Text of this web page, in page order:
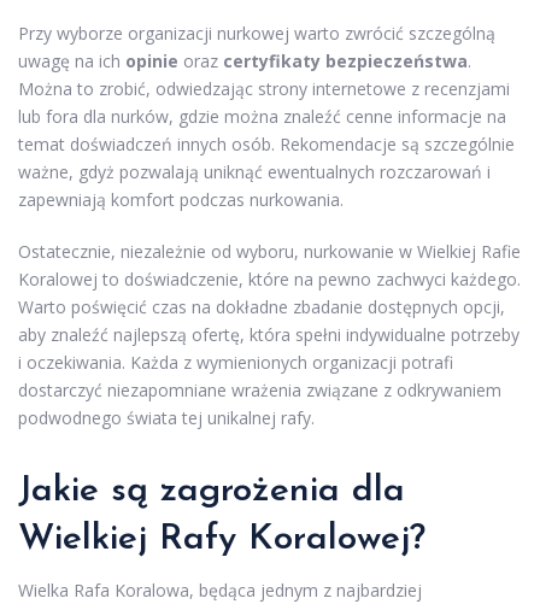
Przy wyborze organizacji nurkowej warto zwrócić szczególną
uwagę na ich opinie oraz certyfikaty bezpieczeństwa.
Można to zrobić, odwiedzając strony internetowe z recenzjami
lub fora dla nurków, gdzie można znaleźć cenne informacje na
temat doświadczeń innych osób. Rekomendacje są szczególnie
ważne, gdyż pozwalają uniknąć ewentualnych rozczarowań i
zapewniają komfort podczas nurkowania.
Ostatecznie, niezależnie od wyboru, nurkowanie w Wielkiej Rafie
Koralowej to doświadczenie, które na pewno zachwyci każdego.
Warto poświęcić czas na dokładne zbadanie dostępnych opcji,
aby znaleźć najlepszą ofertę, która spełni indywidualne potrzeby
i oczekiwania. Każda z wymienionych organizacji potrafi
dostarczyć niezapomniane wrażenia związane z odkrywaniem
podwodnego świata tej unikalnej rafy.
Jakie są zagrożenia dla
Wielkiej Rafy Koralowej?
Wielka Rafa Koralowa, będąca jednym z najbardziej